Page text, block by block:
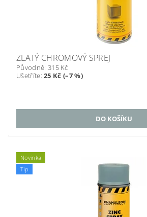
ZLATÝ CHROMOVÝ SPREJ
Původně: 315 Kč
Ušetříte:25 Kč (–7 %)
Novinka
Tip